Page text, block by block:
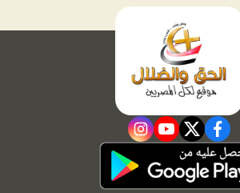
facebook
twitter
youtube
instagram